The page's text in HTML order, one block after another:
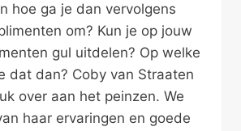
hoe ga je dan vervolgens
om? Kun je op jouw
gul uitdelen? Op welke
dat dan? Coby van Straaten
over aan het peinzen. We
haar ervaringen en goede